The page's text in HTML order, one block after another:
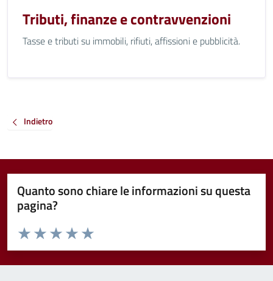
Tributi, finanze e contravvenzioni
Tasse e tributi su immobili, rifiuti, affissioni e pubblicità.
Indietro
Quanto sono chiare le informazioni su questa
pagina?
Valuta da 1 a 5 stelle la pagina
Valuta 5 stelle su 5
Valuta 4 stelle su 5
Valuta 3 stelle su 5
Valuta 2 stelle su 5
Valuta 1 stelle su 5